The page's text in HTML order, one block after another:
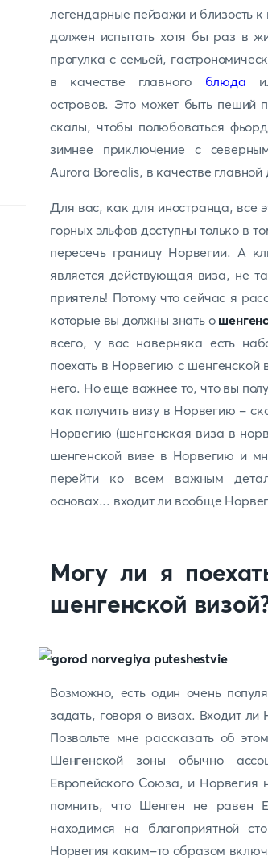
легендарные пейзажи и близость
должен испытать хотя бы раз в
прогулка с семьей,
в качестве главного блюда
островов. Это может быть пеший
скалы, чтобы полюбоваться
зимнее приключение с
Aurora Borealis, в качестве главной
Для вас, как для иностранца, все
горных эльфов доступны только в
пересечь границу Норвегии. А
является действующая виза, не
приятель! Потому что сейчас я
которые вы должны знать о
всего, у вас наверняка есть
поехать в Норвегию с шенгенской
него. Но еще важнее то, что вы
как получить визу в Норвегию -
Норвегию (шенгенская виза в
шенгенской визе в Норвегию и
перейти ко всем важным
основах... входит ли вообще
Могу ли я
шенгенской
Возможно, есть один очень
задать, говоря о визах. Входит ли
Позвольте мне рассказать об
Шенгенской зоны обычно
Европейского Союза, и Норвегия
помнить, что Шенген не
находимся на благоприятной
Норвегия каким-то образом